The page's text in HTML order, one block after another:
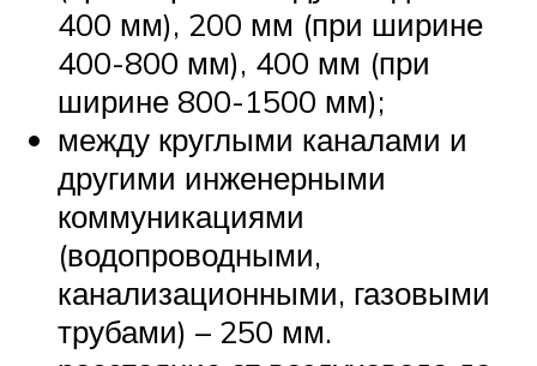
400 мм), 200 мм (при ширине
400-800 мм), 400 мм (при
ширине 800-1500 мм);
между круглыми каналами и
другими инженерными
коммуникациями
(водопроводными,
канализационными, газовыми
трубами) – 250 мм.